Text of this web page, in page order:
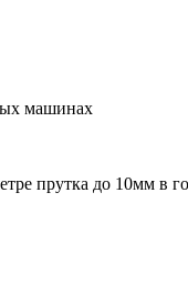
машинах
прутка до 10мм в